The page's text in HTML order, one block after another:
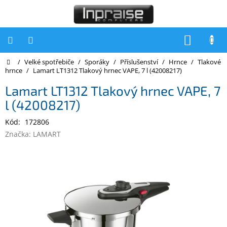
Počítače
Inpraise
Notebooky
Tiskárny
Domů
/ Velké spotřebiče / Sporáky / Příslušenství / Hrnce / Tlakové
hrnce / Lamart LT1312 Tlakový hrnec VAPE, 7 l (42008217)
Lamart LT1312 Tlakový hrnec VAPE, 7
l (42008217)
Kód: 172806
Značka: LAMART